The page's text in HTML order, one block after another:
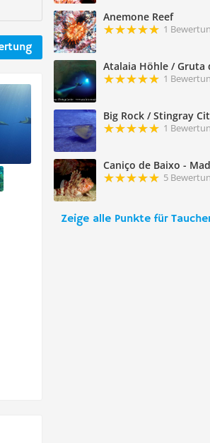
Anemone Reef
1
Atalaia Höhle / Gruta
1
Big Rock / Stingray
1
Caniço de Baixo -
5
Zeige alle Punkte für